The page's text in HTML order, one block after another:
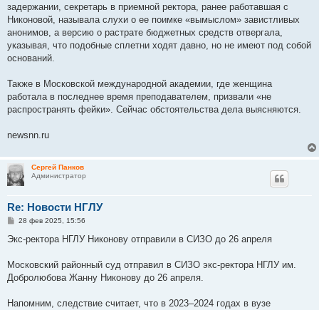
задержании, секретарь в приемной ректора, ранее работавшая с
Никоновой, называла слухи о ее поимке «вымыслом» завистливых
анонимов, а версию о растрате бюджетных средств отвергала,
указывая, что подобные сплетни ходят давно, но не имеют под собой
оснований.
Также в Московской международной академии, где женщина
работала в последнее время преподавателем, призвали «не
распространять фейки». Сейчас обстоятельства дела выясняются.
newsnn.ru
Сергей Панков
Администратор
Re: Новости НГЛУ
С
о
е
и
28 фев 2025, 15:56
Экс-ректора НГЛУ Никонову отправили в СИЗО до 26 апреля
Московский районный суд отправил в СИЗО экс-ректора НГЛУ им.
Добролюбова Жанну Никонову до 26 апреля.
Напомним, следствие считает, что в 2023–2024 годах в вузе